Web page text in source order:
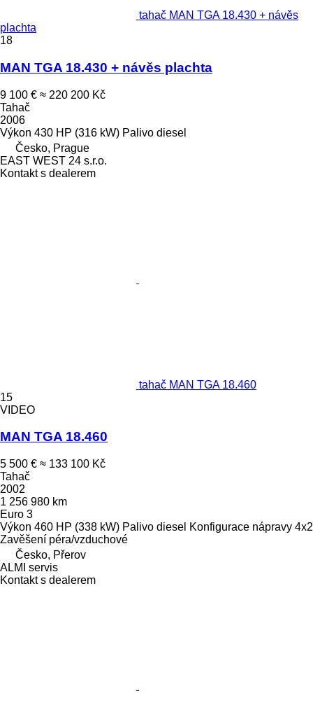
tahač MAN TGA 18.430 + návěs
plachta
18
MAN TGA 18.430 + návěs plachta
9 100 € ≈ 220 200 Kč
Tahač
2006
Výkon 430 HP (316 kW) Palivo diesel
Česko, Prague
EAST WEST 24 s.r.o.
Kontakt s dealerem
tahač MAN TGA 18.460
15
VIDEO
MAN TGA 18.460
5 500 € ≈ 133 100 Kč
Tahač
2002
1 256 980 km
Euro 3
Výkon 460 HP (338 kW) Palivo diesel Konfigurace nápravy 4x2
Zavěšení péra/vzduchové
Česko, Přerov
ALMI servis
Kontakt s dealerem